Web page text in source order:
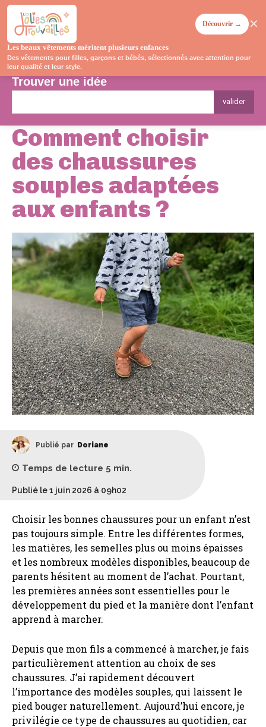
Trouver une idée
valider
Comment choisir
des chaussures
souples adaptées
aux enfants ?
Publié par Doriane
Temps de lecture 5 min.
Publié le 1 juin 2026 à 09h02
Choisir les bonnes chaussures pour un enfant n’est
pas toujours simple. Entre les différentes formes,
les matières, les semelles plus ou moins épaisses
et les nombreux modèles disponibles, beaucoup de
parents hésitent au moment de l’achat. Pourtant,
les premières années sont essentielles pour le
développement du pied et la manière dont l’enfant
apprend à marcher.
Depuis que mon fils a commencé à marcher, je fais
particulièrement attention au choix de ses
chaussures. J’ai rapidement découvert
l’importance des modèles souples, qui laissent le
pied bouger naturellement. Aujourd’hui encore, je
privilégie ce type de chaussures au quotidien, car
Les beaux vêtements méritent plusieurs enfances
Des vêtements pour filles, garçons et bébés, sélectionnés avec attention pour
leur qualité et leur style.
Découvrir → ✕